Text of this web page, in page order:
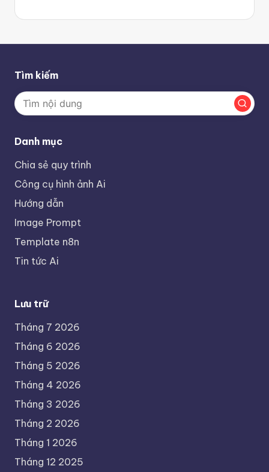
Tìm kiếm
Danh mục
Chia sẻ quy trình
Công cụ hình ảnh Ai
Hướng dẫn
Image Prompt
Template n8n
Tin tức Ai
Lưu trữ
Tháng 7 2026
Tháng 6 2026
Tháng 5 2026
Tháng 4 2026
Tháng 3 2026
Tháng 2 2026
Tháng 1 2026
Tháng 12 2025